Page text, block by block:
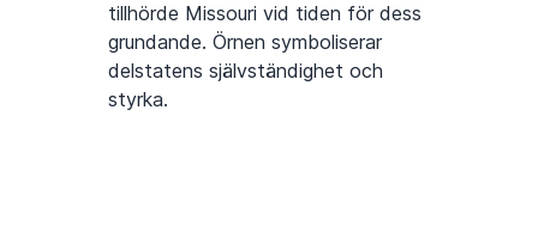
tillhörde Missouri vid tiden för dess
grundande. Örnen symboliserar
delstatens självständighet och
styrka.